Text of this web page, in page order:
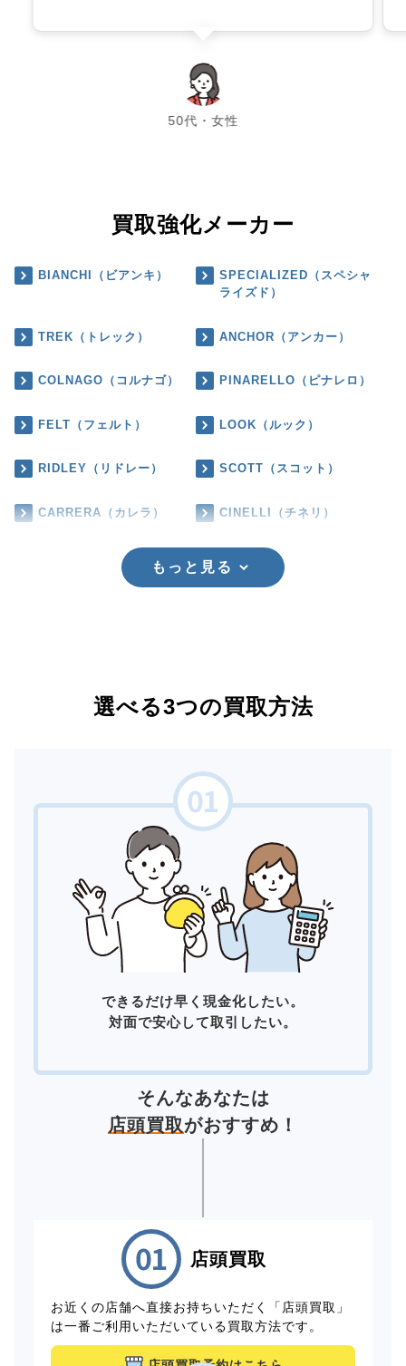
50代・女性
chevron_left chevron_right
買取強化メーカー
BIANCHI（ビアンキ）
SPECIALIZED（スペシャ
ライズド）
TREK（トレック） ANCHOR（アンカー）
COLNAGO（コルナゴ） PINARELLO（ピナレロ）
FELT（フェルト） LOOK（ルック）
RIDLEY（リドレー） SCOTT（スコット）
CARRERA（カレラ） CINELLI（チネリ）
もっと見る
選べる3つの買取方法
できるだけ早く現金化したい。
対面で安心して取引したい。
そんなあなたは
店頭買取がおすすめ！
店頭買取
お近くの店舗へ直接お持ちいただく「店頭買取」
は一番ご利用いただいている買取方法です。